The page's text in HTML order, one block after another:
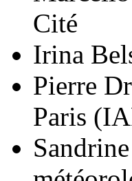
Cité
Irina
Pierre
Paris